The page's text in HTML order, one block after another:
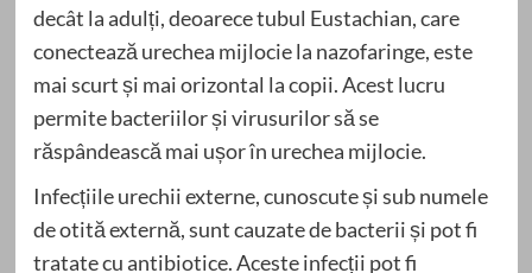
decât la adulți, deoarece tubul Eustachian, care
conectează urechea mijlocie la nazofaringe, este
mai scurt și mai orizontal la copii. Acest lucru
permite bacteriilor și virusurilor să se
răspândească mai ușor în urechea mijlocie.
Infecțiile urechii externe, cunoscute și sub numele
de otită externă, sunt cauzate de bacterii și pot fi
tratate cu antibiotice. Aceste infecții pot fi